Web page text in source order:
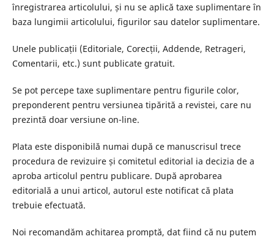
înregistrarea articolului, și nu se aplică taxe suplimentare în
baza lungimii articolului, figurilor sau datelor suplimentare.
Unele publicații (Editoriale, Corecții, Addende, Retrageri,
Comentarii, etc.) sunt publicate gratuit.
Se pot percepe taxe suplimentare pentru figurile color,
preponderent pentru versiunea tipărită a revistei, care nu
prezintă doar versiune on-line.
Plata este disponibilă numai după ce manuscrisul trece
procedura de revizuire și comitetul editorial ia decizia de a
aproba articolul pentru publicare. După aprobarea
editorială a unui articol, autorul este notificat că plata
trebuie efectuată.
Noi recomandăm achitarea promptă, dat fiind că nu putem